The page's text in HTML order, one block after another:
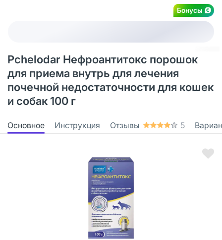
Бонусы
Pchelodar Нефроантитокс порошок
для приема внутрь для лечения
почечной недостаточности для кошек
и собак 100 г
Основное Инструкция Отзывы 5